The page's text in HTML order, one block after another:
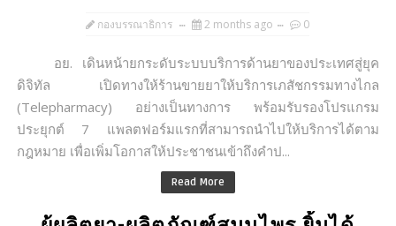
กองบรรณาธิการ 2 months ago 0
อย. เดินหน้ายกระดับระบบบริการด้านยาของประเทศสู่ยุค
ดิจิทัล เปิดทางให้ร้านขายยาให้บริการเภสัชกรรมทางไกล
(Telepharmacy) อย่างเป็นทางการ พร้อมรับรองโปรแกรม
ประยุกต์ 7 แพลตฟอร์มแรกที่สามารถนำไปให้บริการได้ตาม
กฎหมาย เพื่อเพิ่มโอกาสให้ประชาชนเข้าถึงคำป...
Read More